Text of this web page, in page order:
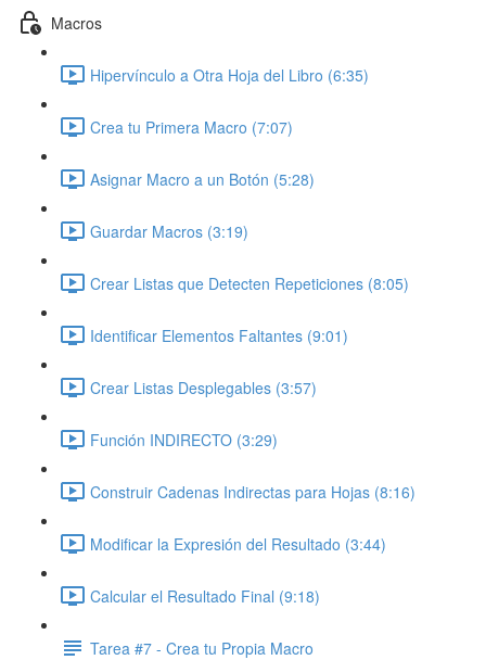
Macros
Hipervínculo a Otra Hoja del Libro (6:35)
Crea tu Primera Macro (7:07)
Asignar Macro a un Botón (5:28)
Guardar Macros (3:19)
Crear Listas que Detecten Repeticiones (8:05)
Identificar Elementos Faltantes (9:01)
Crear Listas Desplegables (3:57)
Función INDIRECTO (3:29)
Construir Cadenas Indirectas para Hojas (8:16)
Modificar la Expresión del Resultado (3:44)
Calcular el Resultado Final (9:18)
Tarea #7 - Crea tu Propia Macro